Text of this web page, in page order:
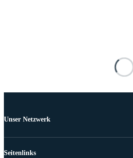
Unser Netzwerk
Seitenlinks